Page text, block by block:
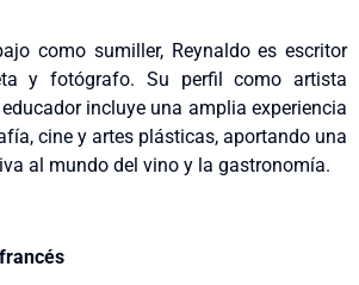
como sumiller, Reynaldo es escritor
y fotógrafo. Su perfil como artista
incluye una amplia experiencia
cine y artes plásticas, aportando una
al mundo del vino y la gastronomía.